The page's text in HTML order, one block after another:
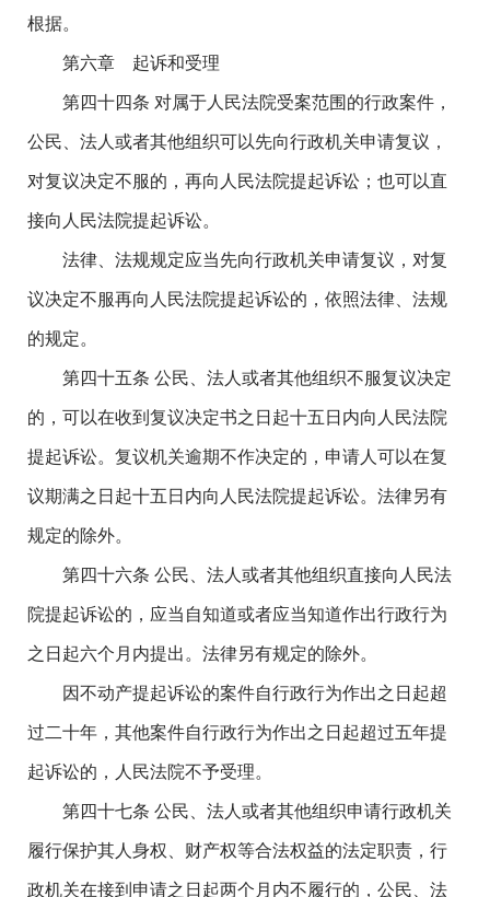
根据。
第六章 起诉和受理
第四十四条 对属于人民法院受案范围的行政案件，
公民、法人或者其他组织可以先向行政机关申请复议，
对复议决定不服的，再向人民法院提起诉讼；也可以直
接向人民法院提起诉讼。
法律、法规规定应当先向行政机关申请复议，对复
议决定不服再向人民法院提起诉讼的，依照法律、法规
的规定。
第四十五条 公民、法人或者其他组织不服复议决定
的，可以在收到复议决定书之日起十五日内向人民法院
提起诉讼。复议机关逾期不作决定的，申请人可以在复
议期满之日起十五日内向人民法院提起诉讼。法律另有
规定的除外。
第四十六条 公民、法人或者其他组织直接向人民法
院提起诉讼的，应当自知道或者应当知道作出行政行为
之日起六个月内提出。法律另有规定的除外。
因不动产提起诉讼的案件自行政行为作出之日起超
过二十年，其他案件自行政行为作出之日起超过五年提
起诉讼的，人民法院不予受理。
第四十七条 公民、法人或者其他组织申请行政机关
履行保护其人身权、财产权等合法权益的法定职责，行
政机关在接到申请之日起两个月内不履行的，公民、法